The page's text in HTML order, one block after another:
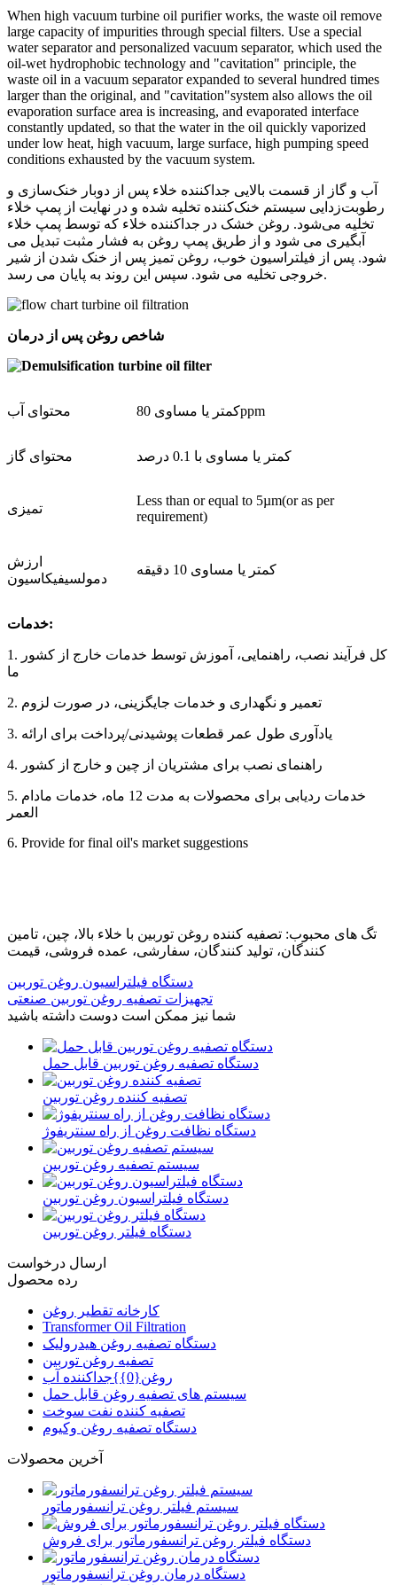
When high vacuum turbine oil purifier works, the waste oil remove
large capacity of impurities through special filters. Use a special
water separator and personalized vacuum separator, which used the
oil-wet hydrophobic technology and "cavitation" principle, the
waste oil in a vacuum separator expanded to several hundred times
larger than the original, and "cavitation"system also allows the oil
evaporation surface area is increasing, and evaporated interface
constantly updated, so that the water in the oil quickly vaporized
under low heat, high vacuum, large surface, high pumping speed
conditions exhausted by the vacuum system.
آب و گاز از قسمت بالایی جداکننده خلاء پس از دوبار خنک‌سازی و
رطوبت‌زدایی سیستم خنک‌کننده تخلیه شده و در نهایت از پمپ خلاء
تخلیه می‌شود. روغن خشک در جداکننده خلاء که توسط پمپ خلاء
آبگیری می شود و از طریق پمپ روغن به فشار مثبت تبدیل می
شود. پس از فیلتراسیون خوب، روغن تمیز پس از خنک شدن از شیر
خروجی تخلیه می شود. سپس این روند به پایان می رسد.
شاخص روغن پس از درمان
محتوای آب کمتر یا مساوی 80ppm
محتوای گاز کمتر یا مساوی با 0.1 درصد
تمیزی
Less than or equal to 5µm(or as per
requirement)
ارزش
دمولسیفیکاسیون
کمتر یا مساوی 10 دقیقه
خدمات:
1. کل فرآیند نصب، راهنمایی، آموزش توسط خدمات خارج از کشور
ما
2. تعمیر و نگهداری و خدمات جایگزینی، در صورت لزوم
3. یادآوری طول عمر قطعات پوشیدنی/پرداخت برای ارائه
4. راهنمای نصب برای مشتریان از چین و خارج از کشور
5. خدمات ردیابی برای محصولات به مدت 12 ماه، خدمات مادام
العمر
6. Provide for final oil's market suggestions
تگ های محبوب: تصفیه کننده روغن توربین با خلاء بالا، چین، تامین
کنندگان، تولید کنندگان، سفارشی، عمده فروشی، قیمت
دستگاه فیلتراسیون روغن توربین
تجهیزات تصفیه روغن توربین صنعتی
شما نیز ممکن است دوست داشته باشید
دستگاه تصفیه روغن توربین قابل حمل
تصفیه کننده روغن توربین
دستگاه نظافت روغن از راه سنتریفوژ
سیستم تصفیه روغن توربین
دستگاه فیلتراسیون روغن توربین
دستگاه فیلتر روغن توربین
ارسال درخواست
رده محصول
کارخانه تقطیر روغن
Transformer Oil Filtration
دستگاه تصفیه روغن هیدرولیک
تصفیه روغن توربین
روغن{0}}جداکننده آب
سیستم های تصفیه روغن قابل حمل
تصفیه کننده نفت سوخت
دستگاه تصفیه روغن وکیوم
آخرین محصولات
سیستم فیلتر روغن ترانسفورماتور
دستگاه فیلتر روغن ترانسفورماتور برای فروش
دستگاه درمان روغن ترانسفورماتور